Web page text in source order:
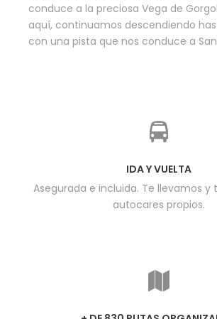
conduce a la preciosa Vega de
aquí, continuamos descendiendo
con una pista que nos conduce a
IDA Y VUELTA
Asegurada e incluida. Te llevamos y
autocares propios.